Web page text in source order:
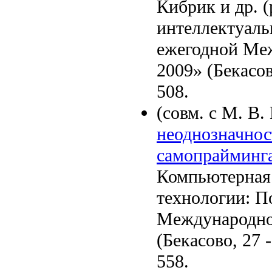
Кибрик и др.
ежегодной
2009»
508.
(совм. с М.
технологии:
(Бекасово,
558.